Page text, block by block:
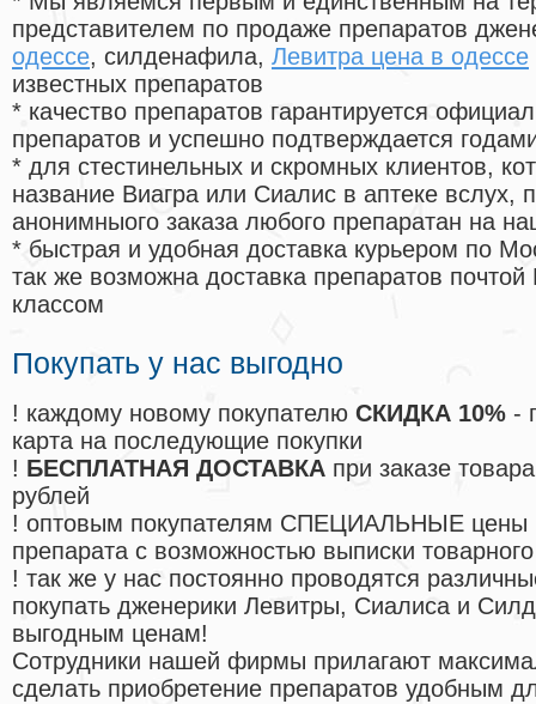
представителем по продаже препаратов
одессе, силденафила, Левитра цена в одессе
известных препаратов
* качество препаратов гарантируется
препаратов и успешно подтверждается
* для стестинельных и скромных клиентов,
название Виагра или Сиалис в аптеке вслух,
анонимныого заказа любого препаратан на
* быстрая и удобная доставка курьером по
так же возможна доставка препаратов
классом
Покупать у нас выгодно
! каждому новому покупателю СКИДКА 10% -
карта на последующие покупки
! БЕСПЛАТНАЯ ДОСТАВКА при заказе
рублей
! оптовым покупателям СПЕЦИАЛЬНЫЕ цены
препарата с возможностью выписки
! так же у нас постоянно проводятся
покупать дженерики Левитры, Сиалиса и
выгодным ценам!
Cотрудники нашей фирмы прилагают
сделать приобретение препаратов удобным